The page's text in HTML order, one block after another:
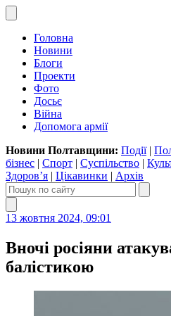
Головна
Новини
Блоги
Проекти
Фото
Досьє
Війна
Допомога армії
Новини Полтавщини: Події|
бізнес | Спорт | Суспільство |
Здоров’я | Цікавинки | Архів
13 жовтня 2024, 09:01
Вночі росіяни
балістикою